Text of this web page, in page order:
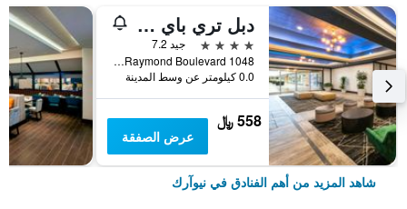
دبل تري باي هيلتون نيوارك بين ستيشن
4 نجوم
جيد 7.2
1048 Raymond Boulevard, نيوآرك, NJ, الولايات المتحدة الأميريكية
0.0 كيلومتر عن وسط المدينة
558 ﷼
عرض الصفقة
شاهد المزيد من أهم الفنادق في نيوآرك